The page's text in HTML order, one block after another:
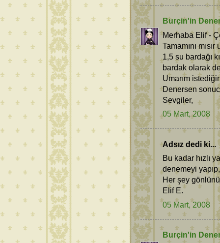
Burçin'in
Merhaba Elif -
Tamamını
1,5 su bardağı
bardak olarak
Umarım
Denersen
Sevgiler,
05 Mart, 2008
Adsız dedi ki...
Bu kadar hızlı
denemeyi
Her şey
Elif E.
05 Mart, 2008
Burçin'in